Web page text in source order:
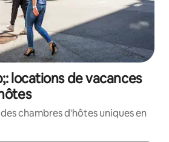
locations de vacances
chambres d'hôtes uniques en